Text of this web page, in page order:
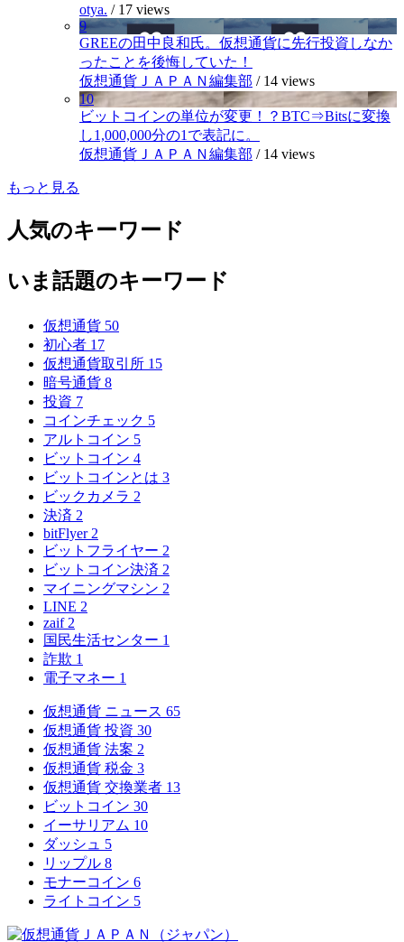
otya. / 17 views
9
GREEの田中良和氏。仮想通貨に先行投資しなか
ったことを後悔していた！
仮想通貨ＪＡＰＡＮ編集部 / 14 views
10
ビットコインの単位が変更！？BTC⇒Bitsに変換
し1,000,000分の1で表記に。
仮想通貨ＪＡＰＡＮ編集部 / 14 views
もっと見る
人気のキーワード
いま話題のキーワード
仮想通貨 50
初心者 17
仮想通貨取引所 15
暗号通貨 8
投資 7
コインチェック 5
アルトコイン 5
ビットコイン 4
ビットコインとは 3
ビックカメラ 2
決済 2
bitFlyer 2
ビットフライヤー 2
ビットコイン決済 2
マイニングマシン 2
LINE 2
zaif 2
国民生活センター 1
詐欺 1
電子マネー 1
仮想通貨 ニュース 65
仮想通貨 投資 30
仮想通貨 法案 2
仮想通貨 税金 3
仮想通貨 交換業者 13
ビットコイン 30
イーサリアム 10
ダッシュ 5
リップル 8
モナーコイン 6
ライトコイン 5